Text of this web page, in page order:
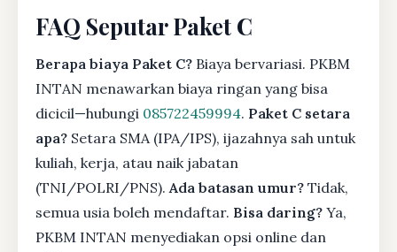
FAQ Seputar Paket C
Berapa biaya Paket C? Biaya bervariasi. PKBM
INTAN menawarkan biaya ringan yang bisa
dicicil—hubungi 085722459994. Paket C setara
apa? Setara SMA (IPA/IPS), ijazahnya sah untuk
kuliah, kerja, atau naik jabatan
(TNI/POLRI/PNS).Ada batasan umur? Tidak,
semua usia boleh mendaftar. Bisa daring? Ya,
PKBM INTAN menyediakan opsi online dan